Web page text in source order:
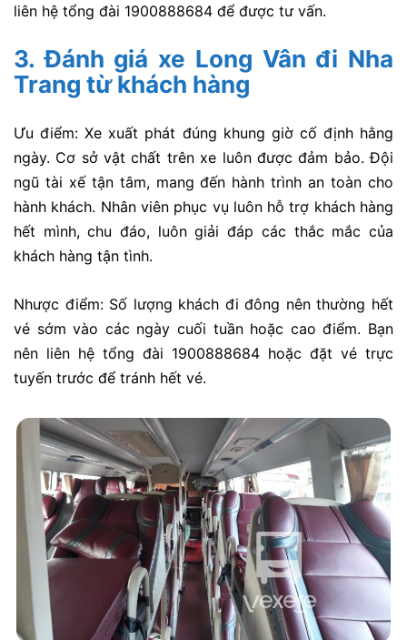
liên hệ tổng đài 1900888684 để được tư vấn.
3. Đánh giá xe Long Vân đi Nha
Trang từ khách hàng
Ưu điểm: Xe xuất phát đúng khung giờ cố định hằng
ngày. Cơ sở vật chất trên xe luôn được đảm bảo. Đội
ngũ tài xế tận tâm, mang đến hành trình an toàn cho
hành khách. Nhân viên phục vụ luôn hỗ trợ khách hàng
hết mình, chu đáo, luôn giải đáp các thắc mắc của
khách hàng tận tình.
Nhược điểm: Số lượng khách đi đông nên thường hết
vé sớm vào các ngày cuối tuần hoặc cao điểm. Bạn
nên liên hệ tổng đài 1900888684 hoặc đặt vé trực
tuyến trước để tránh hết vé.